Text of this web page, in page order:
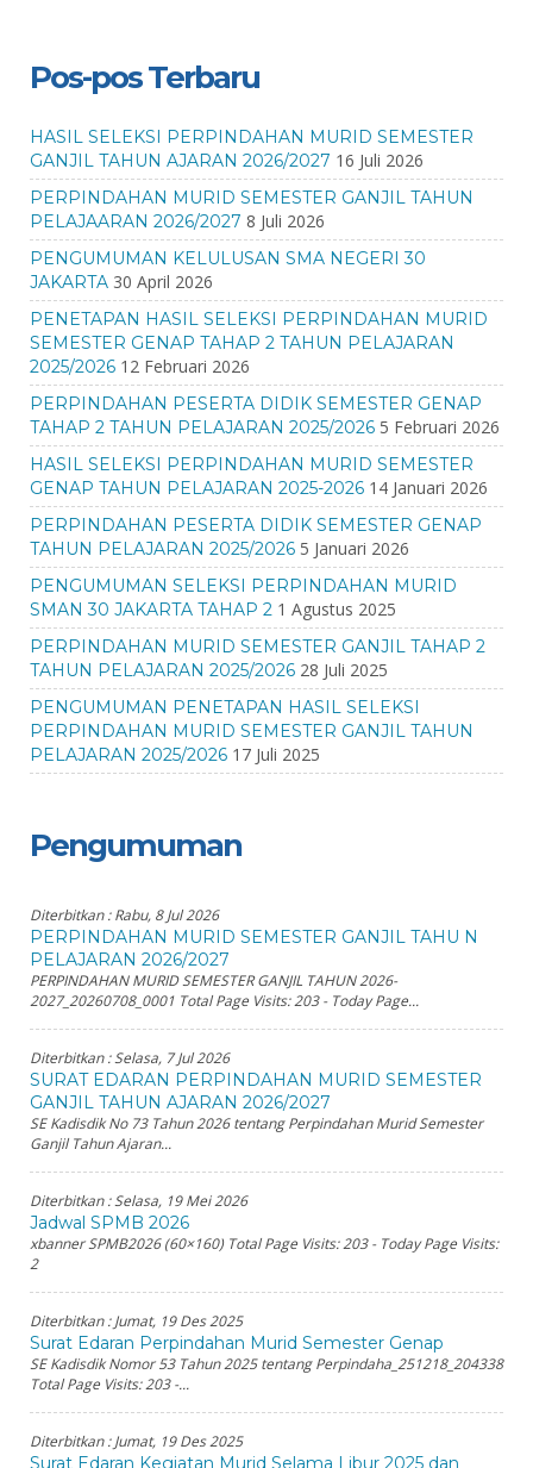
Pos-pos Terbaru
HASIL SELEKSI PERPINDAHAN MURID SEMESTER
GANJIL TAHUN AJARAN 2026/2027 16 Juli 2026
PERPINDAHAN MURID SEMESTER GANJIL TAHUN
PELAJAARAN 2026/2027 8 Juli 2026
PENGUMUMAN KELULUSAN SMA NEGERI 30
JAKARTA 30 April 2026
PENETAPAN HASIL SELEKSI PERPINDAHAN MURID
SEMESTER GENAP TAHAP 2 TAHUN PELAJARAN
2025/2026 12 Februari 2026
PERPINDAHAN PESERTA DIDIK SEMESTER GENAP
TAHAP 2 TAHUN PELAJARAN 2025/2026 5 Februari 2026
HASIL SELEKSI PERPINDAHAN MURID SEMESTER
GENAP TAHUN PELAJARAN 2025-2026 14 Januari 2026
PERPINDAHAN PESERTA DIDIK SEMESTER GENAP
TAHUN PELAJARAN 2025/2026 5 Januari 2026
PENGUMUMAN SELEKSI PERPINDAHAN MURID
SMAN 30 JAKARTA TAHAP 2 1 Agustus 2025
PERPINDAHAN MURID SEMESTER GANJIL TAHAP 2
TAHUN PELAJARAN 2025/2026 28 Juli 2025
PENGUMUMAN PENETAPAN HASIL SELEKSI
PERPINDAHAN MURID SEMESTER GANJIL TAHUN
PELAJARAN 2025/2026 17 Juli 2025
Pengumuman
Diterbitkan :Rabu, 8 Jul 2026
PERPINDAHAN MURID SEMESTER GANJIL TAHU N
PELAJARAN 2026/2027
PERPINDAHAN MURID SEMESTER GANJIL TAHUN 2026-
2027_20260708_0001 Total Page Visits: 203 - Today Page...
Diterbitkan :Selasa, 7 Jul 2026
SURAT EDARAN PERPINDAHAN MURID SEMESTER
GANJIL TAHUN AJARAN 2026/2027
SE Kadisdik No 73 Tahun 2026 tentang Perpindahan Murid Semester
Ganjil Tahun Ajaran...
Diterbitkan :Selasa, 19 Mei 2026
Jadwal SPMB 2026
xbanner SPMB2026 (60×160) Total Page Visits: 203 - Today Page Visits:
2
Diterbitkan :Jumat, 19 Des 2025
Surat Edaran Perpindahan Murid Semester Genap
SE Kadisdik Nomor 53 Tahun 2025 tentang Perpindaha_251218_204338
Total Page Visits: 203 -...
Diterbitkan :Jumat, 19 Des 2025
Surat Edaran Kegiatan Murid Selama Libur 2025 dan